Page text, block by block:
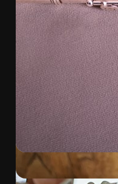
Copyright © 2010-